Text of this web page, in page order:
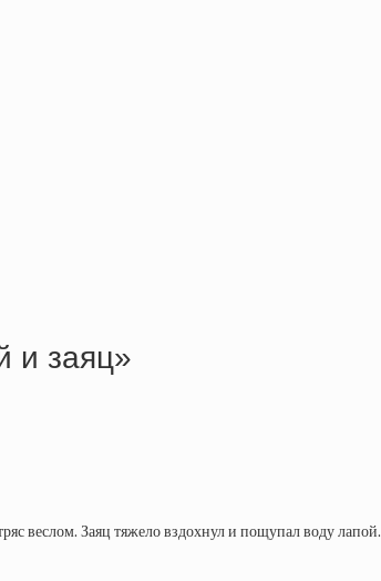
и заяц»
веслом. Заяц тяжело вздохнул и пощупал воду лапой.